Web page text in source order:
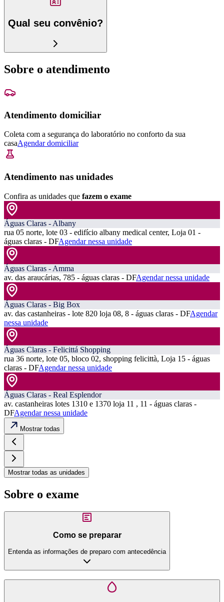
Qual seu convênio?
Sobre o atendimento
Atendimento domiciliar
Coleta com a segurança do laboratório no conforto da sua
casaAgendar domiciliar
Atendimento nas unidades
Confira as unidades que fazem o exame
Águas Claras - Albany
rua 05 norte, lote 03 - edifício albany medical center, Loja 01 -
águas claras - DFAgendar nessa unidade
Águas Claras - Amma
av. das araucárias, 785 - águas claras - DFAgendar nessa unidade
Águas Claras - Big Box
av. das castanheiras - lote 820 loja 08, 8 - águas claras - DFAgendar
nessa unidade
Águas Claras - Felicittá Shopping
rua 36 norte, lote 05, bloco 02, shopping felicittà, Loja 15 - águas
claras - DFAgendar nessa unidade
Águas Claras - Real Esplendor
av. castanheiras lotes 1310 e 1370 loja 11 , 11 - águas claras -
DFAgendar nessa unidade
Mostrar todas
Mostrar todas as unidades
Sobre o exame
Como se preparar
Entenda as informações de preparo com antecedência